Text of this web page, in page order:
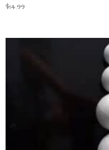
$14.99